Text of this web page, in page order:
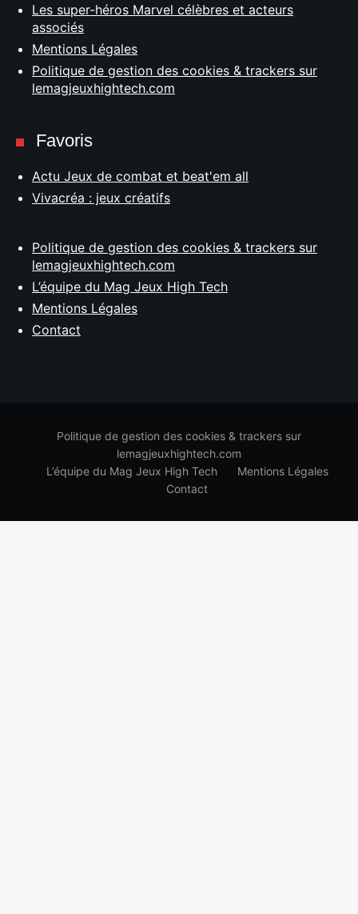
Les super-héros Marvel célèbres et acteurs
associés
Mentions Légales
Politique de gestion des cookies & trackers sur
lemagjeuxhightech.com
Favoris
Actu Jeux de combat et beat'em all
Vivacréa : jeux créatifs
Politique de gestion des cookies & trackers sur
lemagjeuxhightech.com
L’équipe du Mag Jeux High Tech
Mentions Légales
Contact
Politique de gestion des cookies & trackers sur
lemagjeuxhightech.com
L’équipe du Mag Jeux High Tech
Mentions Légales
Contact